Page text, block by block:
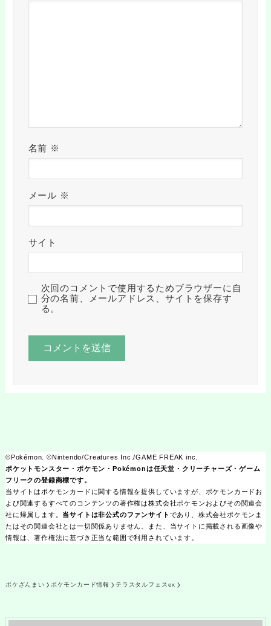
名前 ※
メール ※
サイト
次回のコメントで使用するためブラウザーに自
分の名前、メールアドレス、サイトを保存す
る。
©Pokémon. ©Nintendo/Creatures Inc./GAME FREAK inc.
ポケットモンスター・ポケモン・Pokémonは任天堂・クリーチャーズ・ゲーム
フリークの登録商標です。
当サイトはポケモンカードに関する情報を提供していますが、ポケモンカードお
よび関連するすべてのコンテンツの著作権は株式会社ポケモンおよびその関連会
社に帰属します。 当サイトは非公式のファンサイト であり、株式会社ポケモンま
たはその関連会社とは一切関係ありません。また、当サイトに掲載される画像や
情報は、著作権法に基づき正当な範囲で利用されています。
ポケざんまい ポケモンカード情報 テラスタルフェスex